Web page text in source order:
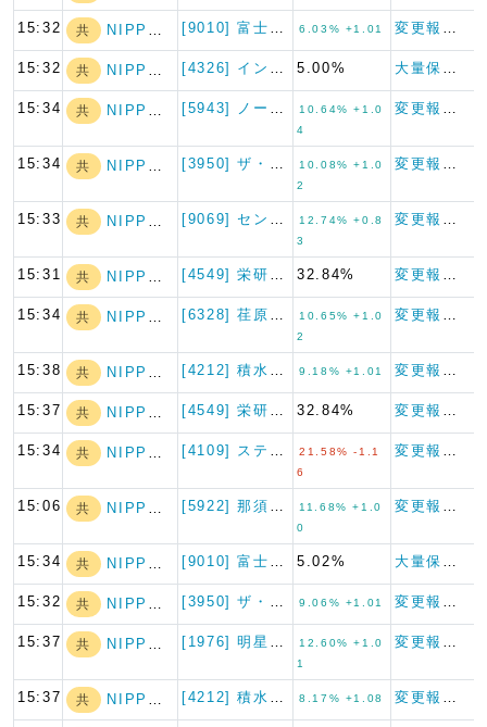
15:32 共 NIPPON A… 6.03% +1.01
15:32 共 NIPPON A… 5.00%
15:34 共 NIPPON A…
10.64% +1.0
4
15:34 共 NIPPON A…
10.08% +1.0
2
15:33 共 NIPPON A…
12.74% +0.8
3
15:31 共 NIPPON A… 32.84%
15:34 共 NIPPON A…
10.65% +1.0
2
15:38 共 NIPPON A… 9.18% +1.01
15:37 共 NIPPON A… 32.84%
15:34 共 NIPPON A…
21.58% -1.1
6
15:06 共 NIPPON A…
11.68% +1.0
0
15:34 共 NIPPON A… 5.02%
15:32 共 NIPPON A… 9.06% +1.01
15:37 共 NIPPON A…
12.60% +1.0
1
15:37 共 NIPPON A… 8.17% +1.08